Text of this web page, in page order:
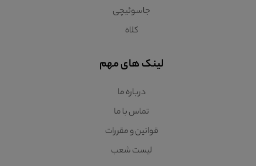
جاسوئیچی
کلاه
لینک های مهم
درباره ما
تماس با ما
قوانین و مقررات
لیست شعب